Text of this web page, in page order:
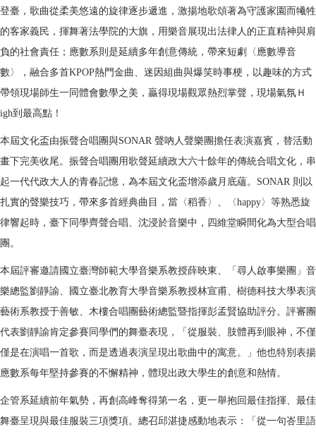
登臺，歌曲從柔美悠遠的旋律逐步遞進，激揚地歌頌著為守護家園而犧牲
的客家義民，揮舞著法學院的大旗，用樂音展現出法律人的正直精神與肩
負的社會責任；應數系則是延續多年創意傳統，帶來短劇〈應數導音
數〉，融合多首KPOP熱門金曲、迷因組曲與爆笑時事梗，以趣味的方式
帶領現場師生一同體會數學之美，贏得現場觀眾熱烈掌聲，現場氣氛Ｈ
igh到最高點！
本屆文化盃由振聲合唱團與SONAR 聲吶人聲樂團擔任表演嘉賓，替活動
畫下完美收尾。振聲合唱團用歌聲延續政大六十餘年的傳統合唱文化，串
起一代代政大人的青春記憶，為本屆文化盃增添歲月底蘊。SONAR 則以
扎實的聲樂技巧，帶來多首經典曲目，當〈稻香〉、〈happy〉等熟悉旋
律響起時，臺下同學齊聲合唱、沈浸於音樂中，四維堂瞬間化為大型合唱
團。
本屆評審邀請國立臺灣師範大學音樂系教授薛映東、「尋人啟事樂團」音
樂總監劉靜諭、國立臺北教育大學音樂系教授林宣甫、樹德科技大學表演
藝術系教授于善敏、木樓合唱團藝術總監暨指揮彭孟賢協助評分。評審團
代表劉靜諭肯定參賽同學們的舞臺表現，「從服裝、肢體再到眼神，不僅
僅是在演唱一首歌，而是透過表演呈現出歌曲中的寓意。」他也特別表揚
應數系每年堅持參賽的不懈精神，體現出政大學生的創意和熱情。
企管系延續前年氣勢，再創高峰奪得第一名，更一舉抱回最佳指揮、最佳
舞臺呈現與最佳服裝三項獎項。總召邱湛捷感動地表示：「從一句峇里語